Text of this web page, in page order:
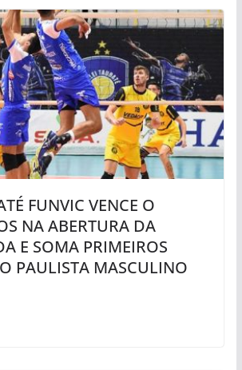
FUNVIC VENCE O
NA ABERTURA DA
E SOMA PRIMEIROS
PAULISTA MASCULINO